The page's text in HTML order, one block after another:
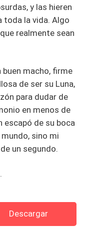
y las hieren
toda la vida. Algo
realmente sean
macho, firme
de ser su Luna,
para dudar de
en menos de
escapó de su boca
sino mi
un segundo.
Descargar